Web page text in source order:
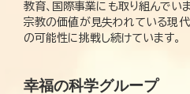
教育、国際事業にも取り組んでい
宗教の価値が見失われている現
の可能性に挑戦し続けています。
幸福の科学グループ